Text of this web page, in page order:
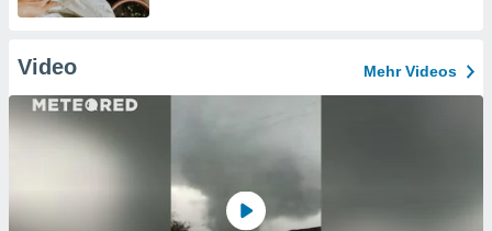
Video Mehr Videos